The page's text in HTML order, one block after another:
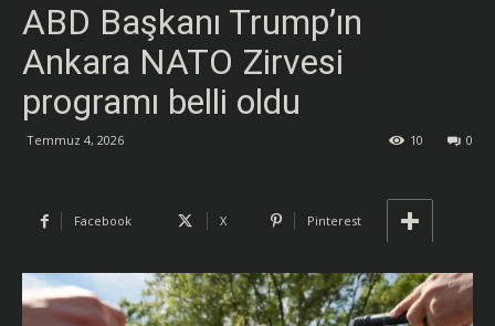
ABD Başkanı Trump’ın
Ankara NATO Zirvesi
programı belli oldu
Temmuz 4, 2026 0
10
Facebook X Pinterest